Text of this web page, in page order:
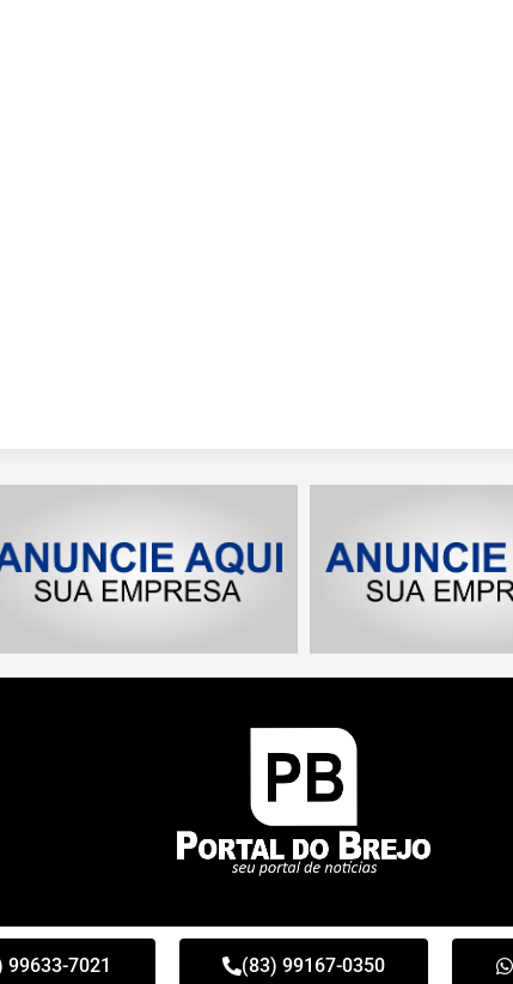
99633-7021 (83) 99167-0350